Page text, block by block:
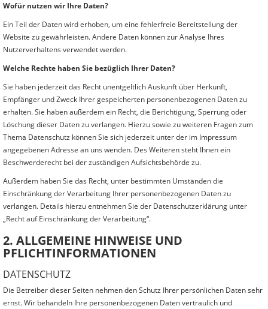
Wofür nutzen wir Ihre Daten?
Ein Teil der Daten wird erhoben, um eine fehlerfreie Bereitstellung der
Website zu gewährleisten. Andere Daten können zur Analyse Ihres
Nutzerverhaltens verwendet werden.
Welche Rechte haben Sie bezüglich Ihrer Daten?
Sie haben jederzeit das Recht unentgeltlich Auskunft über Herkunft,
Empfänger und Zweck Ihrer gespeicherten personenbezogenen Daten zu
erhalten. Sie haben außerdem ein Recht, die Berichtigung, Sperrung oder
Löschung dieser Daten zu verlangen. Hierzu sowie zu weiteren Fragen zum
Thema Datenschutz können Sie sich jederzeit unter der im Impressum
angegebenen Adresse an uns wenden. Des Weiteren steht Ihnen ein
Beschwerderecht bei der zuständigen Aufsichtsbehörde zu.
Außerdem haben Sie das Recht, unter bestimmten Umständen die
Einschränkung der Verarbeitung Ihrer personenbezogenen Daten zu
verlangen. Details hierzu entnehmen Sie der Datenschutzerklärung unter
„Recht auf Einschränkung der Verarbeitung“.
2. ALLGEMEINE HINWEISE UND
PFLICHTINFORMATIONEN
DATENSCHUTZ
Die Betreiber dieser Seiten nehmen den Schutz Ihrer persönlichen Daten sehr
ernst. Wir behandeln Ihre personenbezogenen Daten vertraulich und